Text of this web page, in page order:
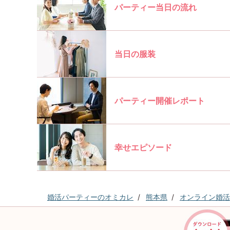
パーティー当日の流れ
当日の服装
パーティー開催レポート
幸せエピソード
婚活パーティーのオミカレ 熊本県 オンライン婚活